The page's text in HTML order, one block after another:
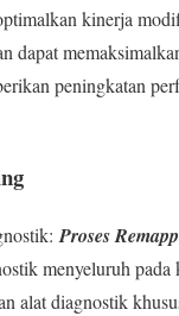
kinerja
dapat
peningkatan
Proses
menyeluruh pada
alat diagnostik